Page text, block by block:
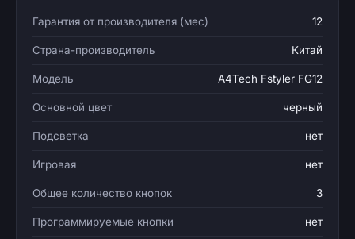
Гарантия от производителя (мес) 12
Страна-производитель Китай
Модель A4Tech Fstyler FG12
Основной цвет черный
Подсветка нет
Игровая нет
Общее количество кнопок 3
Программируемые кнопки нет